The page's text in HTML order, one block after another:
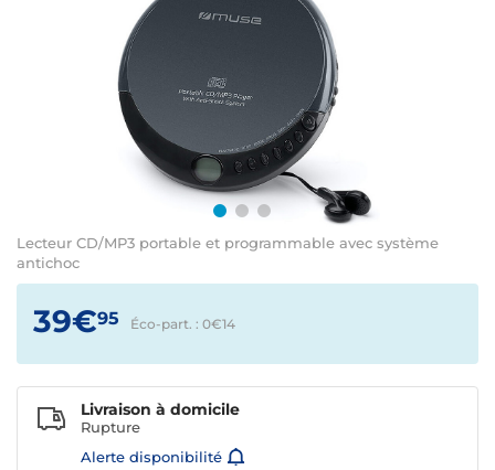
Lecteur CD/MP3 portable et programmable avec système
antichoc
39€95 Éco-part. : 0€14
Livraison à domicile
Rupture
Alerte disponibilité